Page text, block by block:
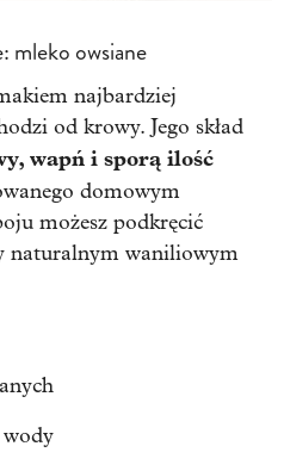
mleko owsiane
najbardziej
od krowy. Jego skład
wapń i sporą ilość
domowym
możesz podkręcić
naturalnym waniliowym